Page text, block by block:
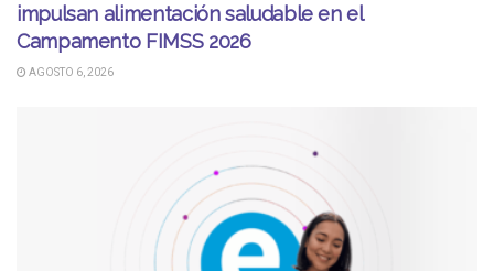
impulsan alimentación saludable en el
Campamento FIMSS 2026
AGOSTO 6, 2026